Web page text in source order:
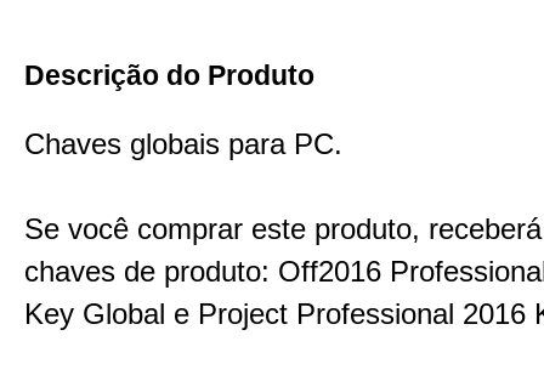
Descrição do Produto
Chaves globais para PC.
Se você comprar este produto,
chaves de produto: Off2016
Key Global e Project Professional 2016